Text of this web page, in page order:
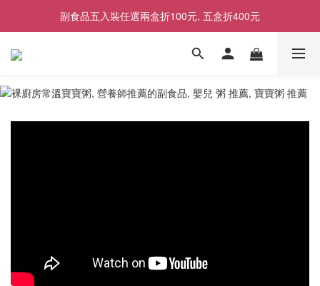
2026商品售價調整公告｜9月1日起適用
副食品五入裝任選兩盒折100元, 五盒折400元
2026商品售價調整公告｜9月1日起適用